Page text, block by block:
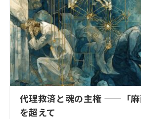
代理救済と魂の主権 ——「麻
を超えて